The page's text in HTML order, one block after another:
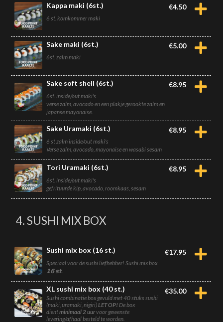
Kappa maki (6st.)
6 st. komkommer maki
€4.50
Sake maki (6st.)
6st. zalm maki
€5.00
Sake soft shell (6st.)
6st. inside/out maki's
verse zalm, avocado en een plakje gerookte zalm en
japanse mayonaise.
€8.95
Sake Uramaki (6st.)
6 st zalm inside/out maki's
Verse zalm, avocado, mayonaise en wasabi sesam
€8.95
Tori Uramaki (6st.)
6st. inside/out maki's
gefrituurde kip, avocado, roomkaas, sesam
€8.95
4. SUSHI MIX BOX
Sushi mix box (16 st.)
Speciaal voor de sushi liefhebber! Sushi mix box
𝟭𝟲 𝘀𝘁.
€17.95
XL sushi mix box (40 st.)
Sushi combinatie box gevuld met 40 stuks sushi
(maki, uramaki, nigiri)LET OP! De box
dientminimaal 2 uurvoor gewenste
levering/afhaal besteld te worden.
€35.00